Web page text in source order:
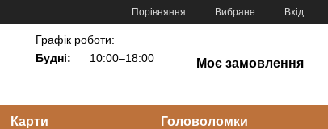
Порівняння Вибране Вхід
Графік роботи:
Будні:
10:00–18:00 Моє замовлення
Карти Головоломки